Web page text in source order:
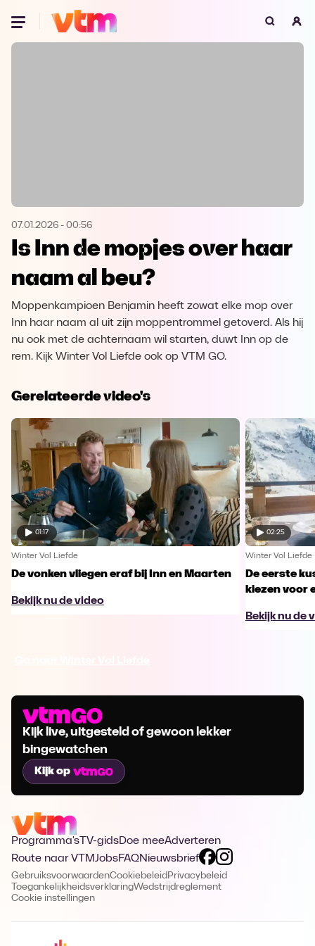
Oeps, browser niet ondersteund
Microsoft Edge Download
Opera
07.01.2026 - 00:56
Is Inn de mopjes over haar
naam al beu?
Moppenkampioen Benjamin heeft zowat elke mop over
Inn haar naam al uit zijn moppentrommel getoverd. Als hij
nu ook met de achternaam wil starten, duwt Inn op de
rem. Kijk Winter Vol Liefde ook op VTM GO.
Gerelateerde video's
01:17
Winter Vol Liefde
De vonken vliegen eraf bij Inn en Maarten
Bekijk nu de video
02:25
Winter Vol Liefde
De eerste
kiezen voor
Bekijk nu de
Kijk live, uitgesteld of gewoon lekker
bingewatchen
Kijk op
Programma's TV-gidsDoe meeAdverteren
Route naar VTMJobsFAQNieuwsbrief
GebruiksvoorwaardenCookiebeleid Privacybeleid
ToegankelijkheidsverklaringWedstrijdreglement
Cookie instellingen